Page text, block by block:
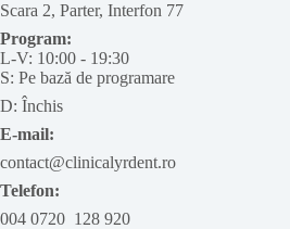
Scara 2, Parter, Interfon 77
Program:
L-V: 10:00 - 19:30
S: Pe bază de programare
D: Închis
E-mail:
contact@clinicalyrdent.ro
Telefon:
004 0720 128 920